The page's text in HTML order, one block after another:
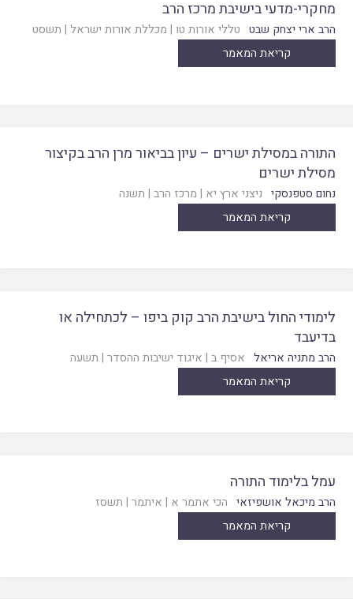
מחקרי-מדעי בישיבת מרכז הרב
הרב ארי יצחק שבט טללי אורות טו | מכללת אורות ישראל | תשסט
קריאת המאמר
התורה במסילת ישרים – עיון בביאור מרן הרב בקיצור
מסילת ישרים
נחום סטפנסקי ניצני ארץ יא | מרכז הרב | תשנה
קריאת המאמר
לימודי החול בישיבת הרב קוק ביפו – לכתחילה או
בדיעבד
הרב מתניה אריאל אסיף ב | איגוד ישיבות ההסדר | תשעה
קריאת המאמר
עמל בלימוד התורה
הרב מיכאל אושפיזאי הכי אתמר א | איתמר | תשסז
קריאת המאמר